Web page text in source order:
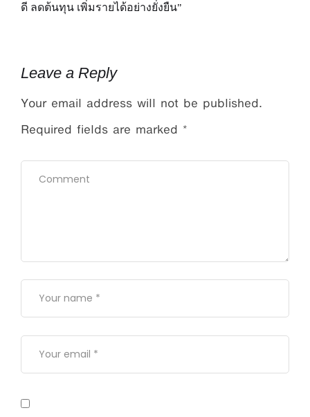
ดี ลดต้นทุน เพิ่มรายได้อย่างยั่งยืน”
Leave a Reply
Your email address will not be published.
Required fields are marked *